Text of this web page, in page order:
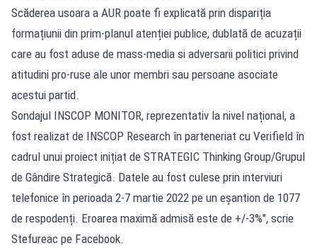
Scăderea usoara a AUR poate fi explicată prin dispariția
formațiunii din prim-planul atenției publice, dublată de acuzații
care au fost aduse de mass-media si adversarii politici privind
atitudini pro-ruse ale unor membri sau persoane asociate
acestui partid.
Sondajul INSCOP MONITOR, reprezentativ la nivel național, a
fost realizat de INSCOP Research în parteneriat cu Verifield în
cadrul unui proiect inițiat de STRATEGIC Thinking Group/Grupul
de Gândire Strategică. Datele au fost culese prin interviuri
telefonice în perioada 2-7 martie 2022 pe un eșantion de 1077
de respodenți. Eroarea maximă admisă este de +/-3%", scrie
Stefureac pe Facebook.